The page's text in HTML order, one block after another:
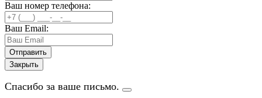
Ваш номер телефона:
Ваш Email:
Закрыть
Спасибо за ваше письмо.